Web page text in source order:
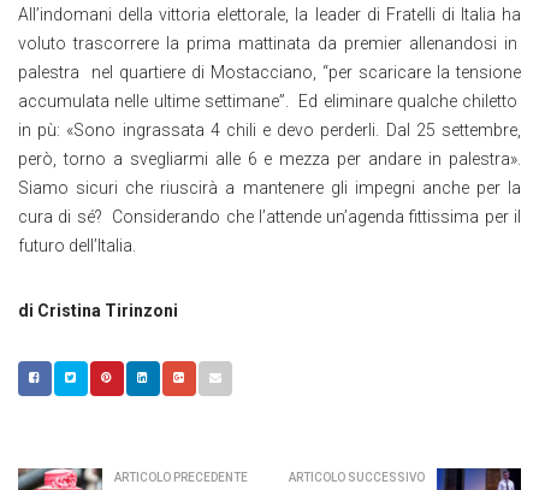
All’indomani della vittoria elettorale, la leader di Fratelli di Italia ha
voluto trascorrere la prima mattinata da premier allenandosi in
palestra nel quartiere di Mostacciano, “per scaricare la tensione
accumulata nelle ultime settimane”. Ed eliminare qualche chiletto
in pù: «Sono ingrassata 4 chili e devo perderli. Dal 25 settembre,
però, torno a svegliarmi alle 6 e mezza per andare in palestra».
Siamo sicuri che riuscirà a mantenere gli impegni anche per la
cura di sé? Considerando che l’attende un’agenda fittissima per il
futuro dell’Italia.
di Cristina Tirinzoni
ARTICOLO PRECEDENTE ARTICOLO SUCCESSIVO